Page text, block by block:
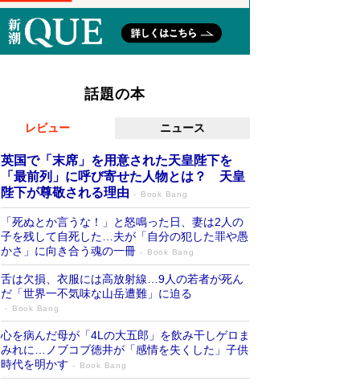
話題の本
レビュー ニュース
英国で「末席」を用意された天皇陛下を
「最前列」に呼び寄せた人物とは？ 天皇
陛下が尊敬される理由
Book Bang
「死ぬとか言うな！」と怒鳴った日、妻は2人の
子を残して自死した…夫が「自分の犯した罪や愚
かさ」に向き合う魂の一冊
Book Bang
舌は欠損、衣服には高放射線…9人の若者が死ん
だ「世界一不気味な山岳遭難」に迫る
Book Bang
心を病んだ母が「4Lの大五郎」を飲み干しゲロま
みれに…ノブコブ徳井が「感情を失くした」子供
時代を明かす
Book Bang